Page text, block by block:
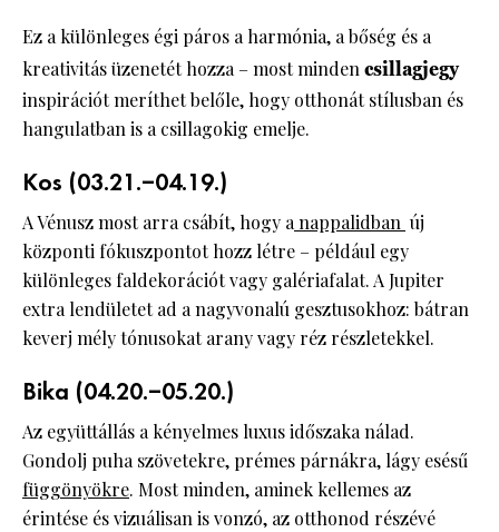
Ez a különleges égi páros a harmónia, a bőség és a
kreativitás üzenetét hozza – most mindencsillagjegy
inspirációt meríthet belőle, hogy otthonát stílusban és
hangulatban is a csillagokig emelje.
Kos (03.21.–04.19.)
A Vénusz most arra csábít, hogy anappalidban új
központi fókuszpontot hozz létre – például egy
különleges faldekorációt vagy galériafalat. A Jupiter
extra lendületet ad a nagyvonalú gesztusokhoz: bátran
keverj mély tónusokat arany vagy réz részletekkel.
Bika (04.20.–05.20.)
Az együttállás a kényelmes luxus időszaka nálad.
Gondolj puha szövetekre, prémes párnákra, lágy esésű
függönyökre. Most minden, aminek kellemes az
érintése és vizuálisan is vonzó, az otthonod részévé